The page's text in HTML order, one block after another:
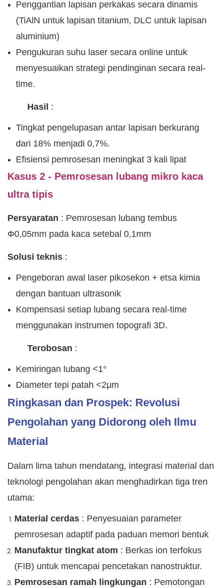
Penggantian lapisan perkakas secara dinamis
(TiAlN untuk lapisan titanium, DLC untuk lapisan
aluminium)
Pengukuran suhu laser secara online untuk
menyesuaikan strategi pendinginan secara real-
time.
Hasil :
Tingkat pengelupasan antar lapisan berkurang
dari 18% menjadi 0,7%.
Efisiensi pemrosesan meningkat 3 kali lipat
Kasus 2 - Pemrosesan lubang mikro kaca
ultra tipis
Persyaratan : Pemrosesan lubang tembus
Φ0,05mm pada kaca setebal 0,1mm
Solusi teknis :
Pengeboran awal laser pikosekon + etsa kimia
dengan bantuan ultrasonik
Kompensasi setiap lubang secara real-time
menggunakan instrumen topografi 3D.
Terobosan :
Kemiringan lubang <1°
Diameter tepi patah <2μm
Ringkasan dan Prospek: Revolusi
Pengolahan yang Didorong oleh Ilmu
Material
Dalam lima tahun mendatang, integrasi material dan
teknologi pengolahan akan menghadirkan tiga tren
utama:
Material cerdas : Penyesuaian parameter
pemrosesan adaptif pada paduan memori bentuk
Manufaktur tingkat atom : Berkas ion terfokus
(FIB) untuk mencapai pencetakan nanostruktur.
Pemrosesan ramah lingkungan : Pemotongan